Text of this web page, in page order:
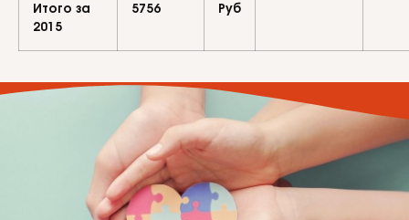
Итого за
2015
5756 Руб